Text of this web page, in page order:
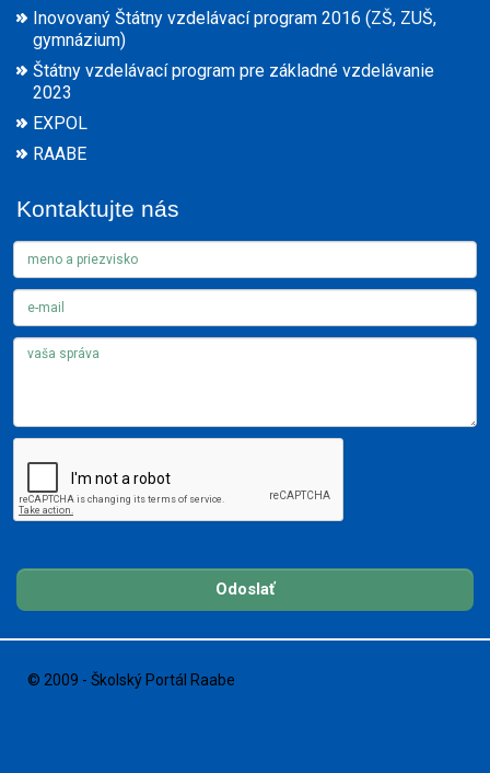
Inovovaný Štátny vzdelávací program 2016 (ZŠ, ZUŠ,
gymnázium)
Štátny vzdelávací program pre základné vzdelávanie
2023
EXPOL
RAABE
Kontaktujte nás
Odoslať
© 2009 - Školský Portál Raabe